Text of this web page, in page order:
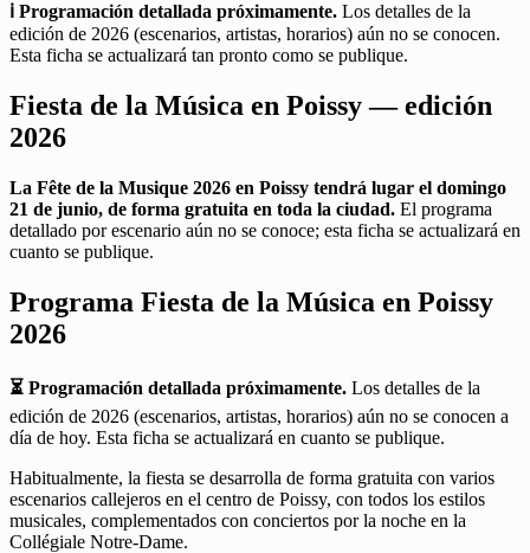
ℹ️ Programación detallada próximamente. Los detalles de la
edición de 2026 (escenarios, artistas, horarios) aún no se conocen.
Esta ficha se actualizará tan pronto como se publique.
Fiesta de la Música en Poissy — edición
2026
La Fête de la Musique 2026 en Poissy tendrá lugar el domingo
21 de junio, de forma gratuita en toda la ciudad. El programa
detallado por escenario aún no se conoce; esta ficha se actualizará en
cuanto se publique.
Programa Fiesta de la Música en Poissy
2026
⏳ Programación detallada próximamente. Los detalles de la
edición de 2026 (escenarios, artistas, horarios) aún no se conocen a
día de hoy. Esta ficha se actualizará en cuanto se publique.
Habitualmente, la fiesta se desarrolla de forma gratuita con varios
escenarios callejeros en el centro de Poissy, con todos los estilos
musicales, complementados con conciertos por la noche en la
Collégiale Notre-Dame.